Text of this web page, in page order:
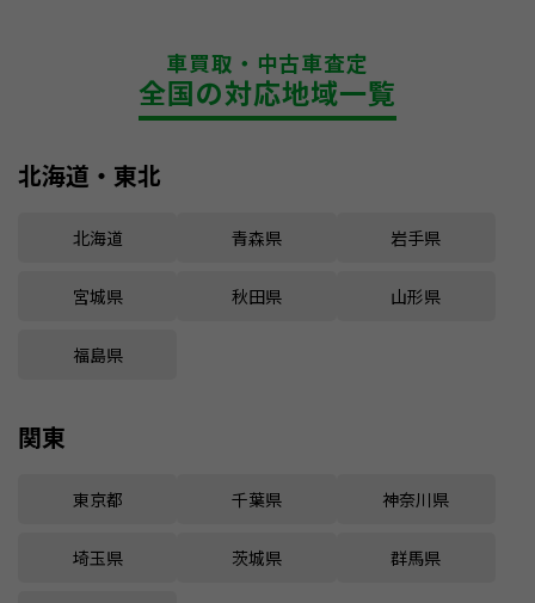
車買取・中古車査定
全国の対応地域一覧
北海道・東北
北海道 青森県 岩手県
宮城県 秋田県 山形県
福島県
関東
東京都 千葉県 神奈川県
埼玉県 茨城県 群馬県